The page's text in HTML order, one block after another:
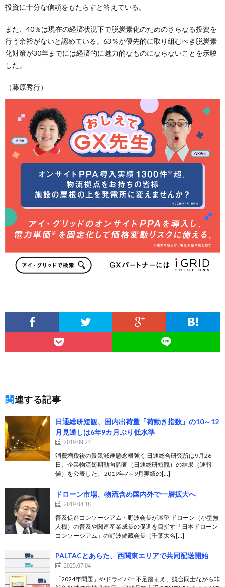
投資に十分な信頼をもたらすと答えている。
また、40％は現在の経済状況下で脱炭素化のためのさらなる投資を
行う余裕がないと認めている。63％が優先的に取り組むべき脱炭素
化対策が30年までには経済的に魅力的なものにならないことを示唆
した。
（藤原秀行）
関連する記事
日通総研短観、国内出荷量「荷動き指数」の10～12
月見通しは6年9カ月ぶり低水準
2019.09.27
消費増税後の景気減速懸念根強く 日通総合研究所は9月26
日、企業物流短期動向調査（日通総研短観）の結果（速報
値）を公表した。 2019年7～9月実績の[…]
ドローン市場、物流含め国内外で一層拡大へ
2019.04.18
普及促進コンソーシアム・野波会長が展望 ドローン（小型無
人機）の普及や関連産業成長の促進を目指す「日本ドローン
コンソーシアム」の野波健蔵会長（千葉大名[…]
PALTACとあらた、西関東エリアで共同配送開始
2025.07.04
「2024年問題」やドライバー不足踏まえ、競合同士ながら非